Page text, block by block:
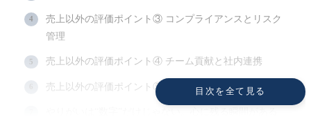
目次を全て見る
売上以外の評価ポイント③ コンプライアンスとリスク
管理
売上以外の評価ポイント④ チーム貢献と社内連携
売上以外の評価ポイント⑤ 地域貢献・ネットワーク力